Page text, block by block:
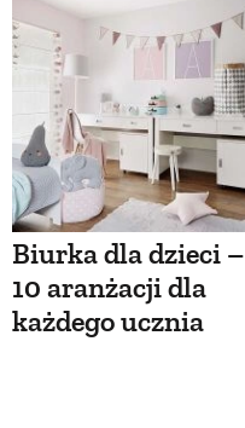
Biurka dla dzieci –
10 aranżacji dla
każdego ucznia